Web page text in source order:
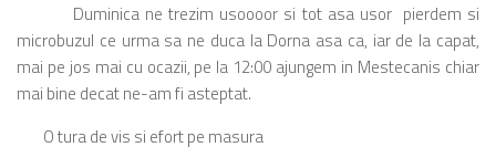
Duminica ne trezim usoooor si tot asa usor pierdem si
microbuzul ce urma sa ne duca la Dorna asa ca, iar de la capat,
mai pe jos mai cu ocazii, pe la 12:00 ajungem in Mestecanis chiar
mai bine decat ne-am fi asteptat.
O tura de vis si efort pe masura